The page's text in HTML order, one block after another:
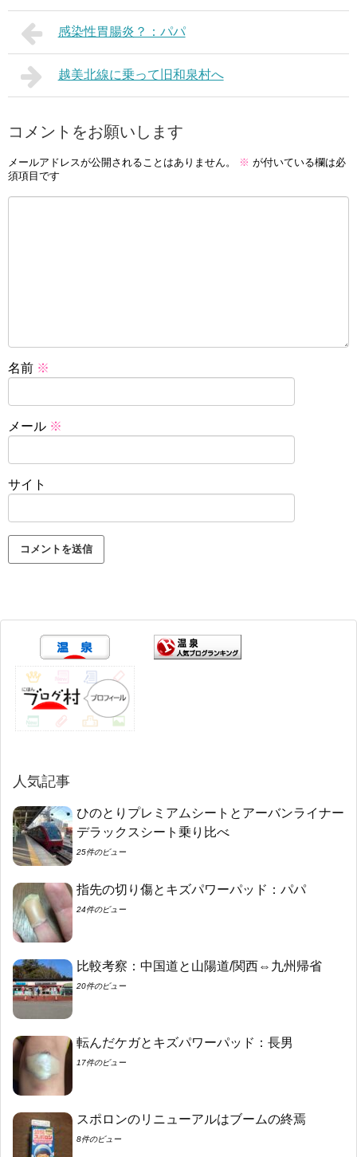
感染性胃腸炎？：パパ
越美北線に乗って旧和泉村へ
コメントをお願いします
メールアドレスが公開されることはありません。 ※ が付いている欄は必
須項目です
名前 ※
メール ※
サイト
人気記事
ひのとりプレミアムシートとアーバンライナー
デラックスシート乗り比べ
25件のビュー
指先の切り傷とキズパワーパッド：パパ
24件のビュー
比較考察：中国道と山陽道/関西⇔九州帰省
20件のビュー
転んだケガとキズパワーパッド：長男
17件のビュー
スポロンのリニューアルはブームの終焉
8件のビュー